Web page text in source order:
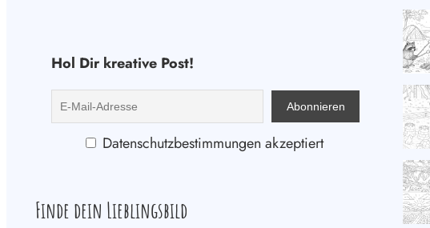
Hol Dir kreative Post!
Datenschutzbestimmungen akzeptiert
Finde dein Lieblingsbild